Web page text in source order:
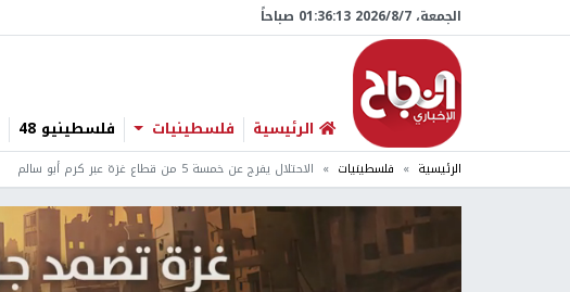
الجمعة، 7/‏8/‏2026 01:36:14 صباحاً
الرئيسية فلسطينيات فلسطينيو 48
الرئيسية فلسطينيات الاحتلال يفرج عن خمسة 5 من قطاع غزة عبر كرم أبو سالم